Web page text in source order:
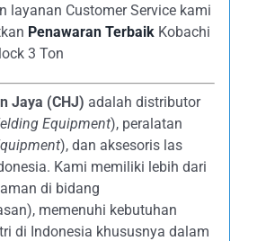
layanan Customer Service kami
Penawaran TerbaikKobachi
3 Ton
Jaya (CHJ) adalah distributor
Equipment), peralatan
), dan aksesoris las
Kami memiliki lebih dari
di bidang
memenuhi kebutuhan
di Indonesia khususnya dalam